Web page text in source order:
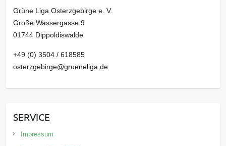
Grüne Liga Osterzgebirge e. V.
Große Wassergasse 9
01744 Dippoldiswalde
+49 (0) 3504 / 618585
osterzgebirge@grueneliga.de
SERVICE
Impressum